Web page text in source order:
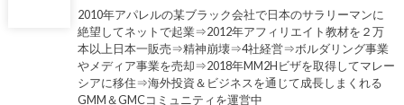
2010年アパレルの某ブラック会社で日本のサラリーマンに
絶望してネットで起業⇒2012年アフィリエイト教材を２万
本以上日本一販売⇒精神崩壊⇒4社経営⇒ボルダリング事業
やメディア事業を売却⇒2018年MM2Hビザを取得してマレー
シアに移住⇒海外投資＆ビジネスを通じて成長しまくれる
GMM＆GMCコミュニティを運営中